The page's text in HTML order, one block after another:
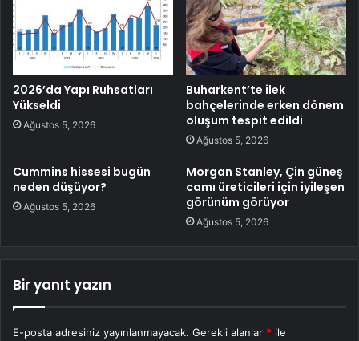
2026’da Yapı Ruhsatları
Yükseldi
Ağustos 5, 2026
Buharkent’te ilek
bahçelerinde erken dönem
oluşum tespit edildi
Ağustos 5, 2026
Cummins hissesi bugün
neden düşüyor?
Ağustos 5, 2026
Morgan Stanley, Çin güneş
camı üreticileri için iyileşen
görünüm görüyor
Ağustos 5, 2026
Bir yanıt yazın
E-posta adresiniz yayınlanmayacak. Gerekli alanlar * ile